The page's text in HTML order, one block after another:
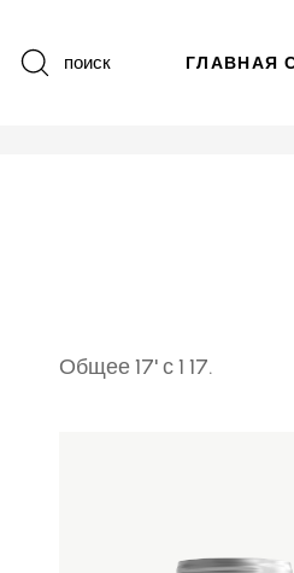
поиск ГЛАВНАЯ
Общее 17' с 1 17.